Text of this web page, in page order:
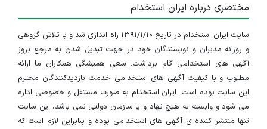
مختصری درباره ایران استخدام
سایت ایران استخدام در تاریخ ۱۳۹۱/۱/۱۰ راه اندازی شد و با تلاش گروهی
و روزانه مدیران و نویسندگان خود در جهت تبدیل شدن به مرجع بروز
آگهی های استخدامی گام برداشت. سعی همیشگی همکاران ما ارائه
مطلوب و با کیفیت آگهی های استخدامی خدمت بازدیدکنندگان محترم
این سایت بوده است. ایران استخدام به صورت مستقل و خصوصی اداره
می شود و وابسته به هیچ نهاد و یا سازمان دولتی نمی باشد، این سایت
تنها منتشر کننده ی آگهی های استخدامی بوده و بنابراین لازم است که